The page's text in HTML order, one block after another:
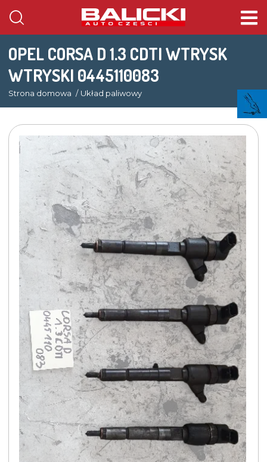
OPEL CORSA D 1.3 CDTI WTRYSK
WTRYSKI 0445110083
Strona domowa Układ paliwowy